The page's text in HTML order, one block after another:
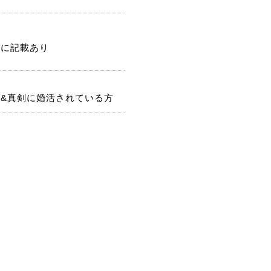
記載あり
真剣に婚活されている方